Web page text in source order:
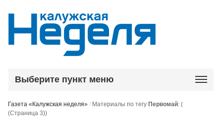
Выберите пункт меню
Газета «Калужская неделя» / Материалы по тегу Первомай: (
(Страница 3))